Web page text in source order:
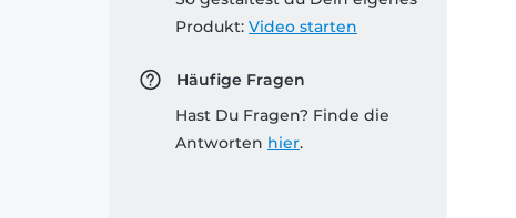
Produkt: Video starten
Häufige Fragen
Hast Du Fragen? Finde die
Antworten hier.